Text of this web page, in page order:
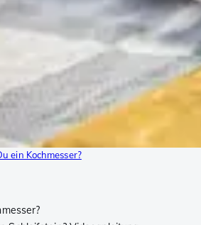
ein Kochmesser?